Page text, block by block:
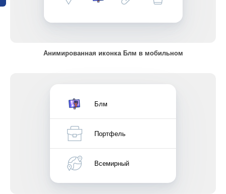
Анимированная иконка Блм в мобильном
Блм
Портфель
Всемирный